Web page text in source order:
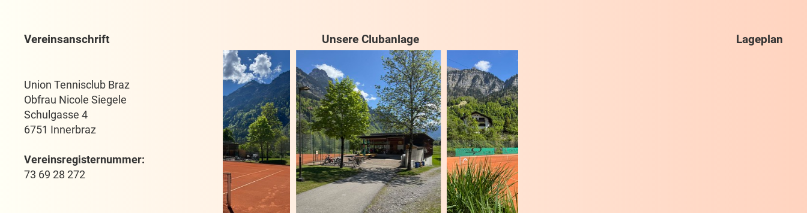
Vereinsanschrift
Union Tennisclub Braz
Obfrau Nicole Siegele
Schulgasse 4
6751 Innerbraz
Vereinsregisternummer:
73 69 28 272
Unsere Clubanlage Lageplan